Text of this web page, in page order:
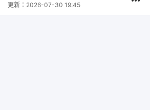
更新： 2026-07-30 19:45